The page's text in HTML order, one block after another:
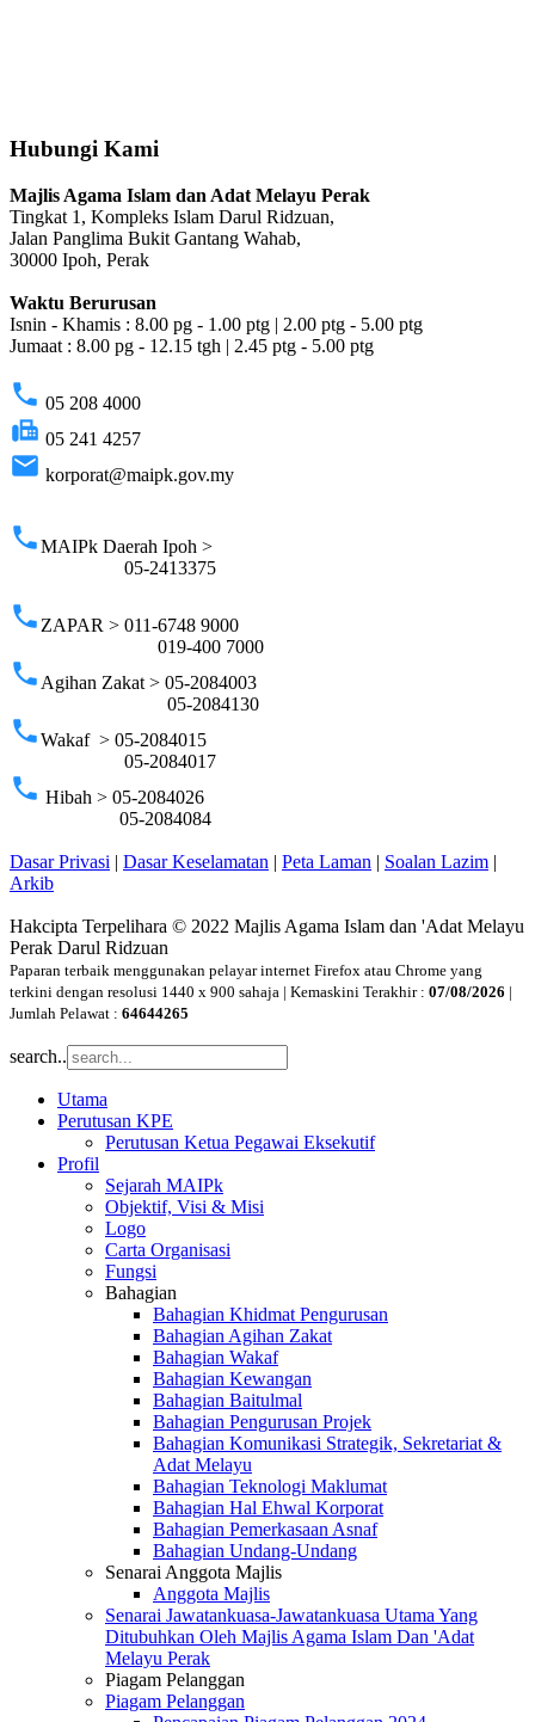
Hubungi Kami
Majlis Agama Islam dan Adat Melayu Perak
Tingkat 1, Kompleks Islam Darul Ridzuan,
Jalan Panglima Bukit Gantang Wahab,
30000 Ipoh, Perak
Waktu Berurusan
Isnin - Khamis : 8.00 pg - 1.00 ptg | 2.00 ptg - 5.00 ptg
Jumaat : 8.00 pg - 12.15 tgh | 2.45 ptg - 5.00 ptg
phone 05 208 4000
fax 05 241 4257
email korporat@maipk.gov.my
phoneMAIPk Daerah Ipoh >
05-2413375
phone ZAPAR > 011-6748 9000
019-400 7000
phone Agihan Zakat > 05-2084003
05-2084130
phoneWakaf > 05-2084015
05-2084017
phone Hibah > 05-2084026
05-2084084
Dasar Privasi | Dasar Keselamatan | Peta Laman | Soalan Lazim |
Arkib
Hakcipta Terpelihara © 2022 Majlis Agama Islam dan 'Adat Melayu
Perak Darul Ridzuan
Paparan terbaik menggunakan pelayar internet Firefox atau Chrome yang
terkini dengan resolusi 1440 x 900 sahaja | Kemaskini Terakhir : 07/08/2026 |
Jumlah Pelawat : 64644265
search..
Utama
Perutusan KPE
Perutusan Ketua Pegawai Eksekutif
Profil
Sejarah MAIPk
Objektif, Visi & Misi
Logo
Carta Organisasi
Fungsi
Bahagian
Bahagian Khidmat Pengurusan
Bahagian Agihan Zakat
Bahagian Wakaf
Bahagian Kewangan
Bahagian Baitulmal
Bahagian Pengurusan Projek
Bahagian Komunikasi Strategik, Sekretariat &
Adat Melayu
Bahagian Teknologi Maklumat
Bahagian Hal Ehwal Korporat
Bahagian Pemerkasaan Asnaf
Bahagian Undang-Undang
Senarai Anggota Majlis
Anggota Majlis
Senarai Jawatankuasa-Jawatankuasa Utama Yang
Ditubuhkan Oleh Majlis Agama Islam Dan 'Adat
Melayu Perak
Piagam Pelanggan
Piagam Pelanggan